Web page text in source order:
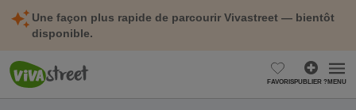
Une façon plus rapide de parcourir Vivastreet — bientôt
disponible.
FAVORISPUBLIER ?MENU